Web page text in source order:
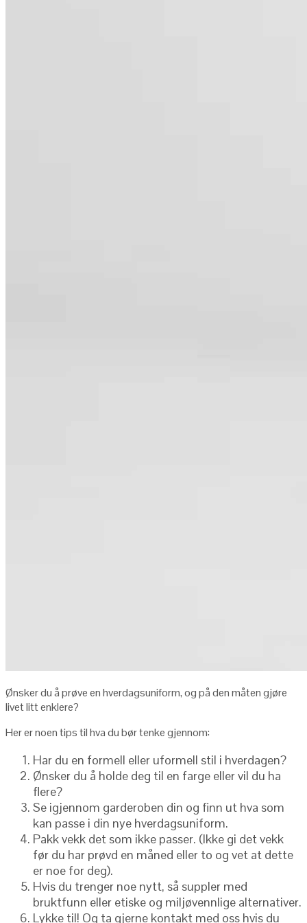
Ønsker du å prøve en hverdagsuniform, og på den måten gjøre
livet litt enklere?
Her er noen tips til hva du bør tenke gjennom:
Har du en formell eller uformell stil i hverdagen?
Ønsker du å holde deg til en farge eller vil du ha
flere?
Se igjennom garderoben din og finn ut hva som
kan passe i din nye hverdagsuniform.
Pakk vekk det som ikke passer. (Ikke gi det vekk
før du har prøvd en måned eller to og vet at dette
er noe for deg).
Hvis du trenger noe nytt, så suppler med
bruktfunn eller etiske og miljøvennlige alternativer.
Lykke til! Og ta gjerne kontakt med oss hvis du